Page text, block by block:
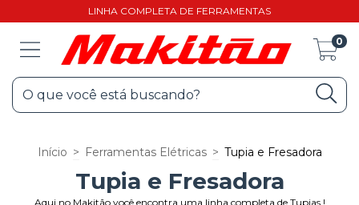
LINHA COMPLETA DE FERRAMENTAS
0
Início > Ferramentas Elétricas > Tupia e Fresadora
Tupia e Fresadora
Aqui no Makitão você encontra uma linha completa de Tupias !